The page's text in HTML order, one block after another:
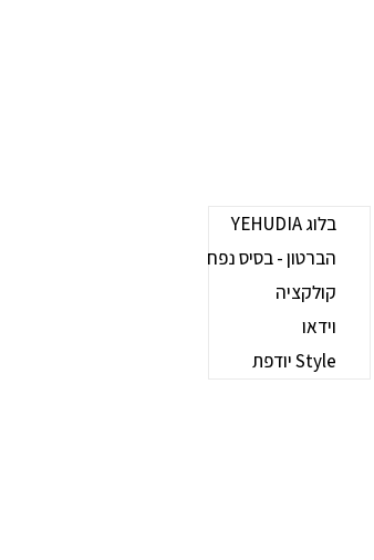
בלוג YEHUDIA
הברטון - בסיס נפח
קולקציה
וידאו
Style יודפת